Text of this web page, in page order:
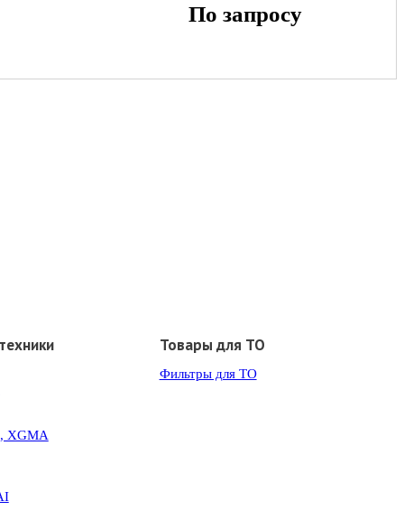
По запросу
XGMA
Товары для ТО
Фильтры для ТО